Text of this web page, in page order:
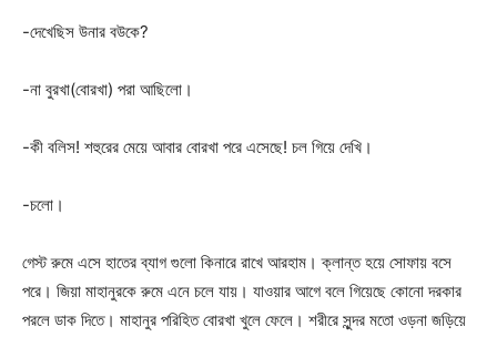
-দেখেছিস উনার বউকে?
-না বুরখা(বোরখা) পরা আছিলো।
-কী বলিস! শহুরের মেয়ে আবার বোরখা পরে এসেছে! চল গিয়ে দেখি।
-চলো।
গেস্ট রুমে এসে হাতের ব্যাগ গুলো কিনারে রাখে আরহাম। ক্লান্ত হয়ে সোফায় বসে
পরে। জিয়া মাহানুরকে রুমে এনে চলে যায়। যাওয়ার আগে বলে গিয়েছে কোনো দরকার
পরলে ডাক দিতে। মাহানুর পরিহিত বোরখা খুলে ফেলে। শরীরে সুন্দর মতো ওড়না জড়িয়ে